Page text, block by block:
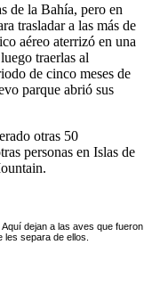
de la Bahía, pero en
trasladar a las más de
aéreo aterrizó en una
traerlas al
de cinco meses de
parque abrió sus
otras 50
personas en Islas de
dejan a las aves que fueron
separa de ellos.